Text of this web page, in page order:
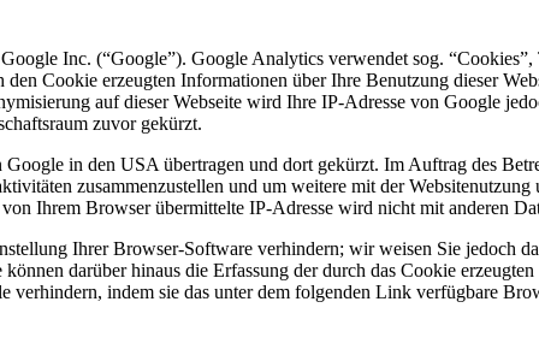
Inc. (“Google”). Google Analytics verwendet sog.
Cookie erzeugten Informationen über Ihre Benutzung dieser
auf dieser Webseite wird Ihre IP-Adresse von Google
zuvor gekürzt.
in den USA übertragen und dort gekürzt. Im Auftrag des
zusammenzustellen und um weitere mit der
Ihrem Browser übermittelte IP-Adresse wird nicht mit anderen
Ihrer Browser-Software verhindern; wir weisen Sie jedoch
darüber hinaus die Erfassung der durch das Cookie
verhindern, indem sie das unter dem folgenden Link verfügbare